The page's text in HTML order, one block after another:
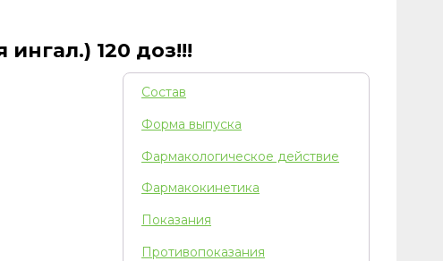
120 доз!!!
Состав
Форма выпуска
Фармакологическое действие
Фармакокинетика
Показания
Противопоказания